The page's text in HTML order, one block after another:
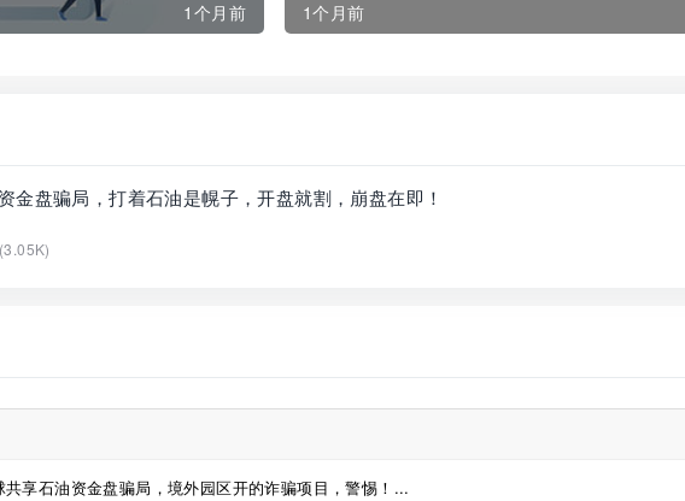
1个月前 1个月前
金盘骗局，打着石油是幌子，开盘就割，崩盘在即！
共享石油资金盘骗局，境外园区开的诈骗项目，警惕！...